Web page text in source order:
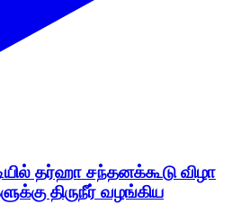
தர்ஹா சந்தனக்கூடு விழா
திருநீர் வழங்கிய